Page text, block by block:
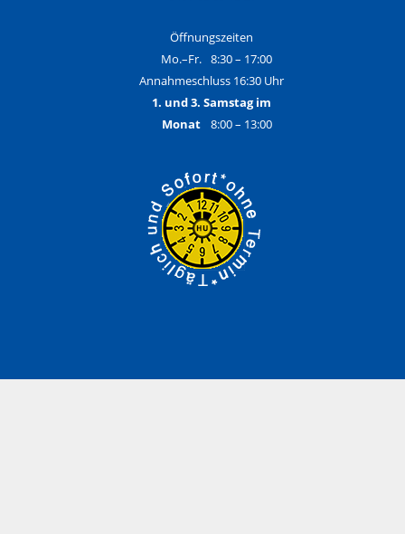
Öffnungszeiten
Mo.–Fr. 8:30 – 17:00
Annahmeschluss 16:30 Uhr
1. und 3. Samstag im
Monat
8:00 – 13:00